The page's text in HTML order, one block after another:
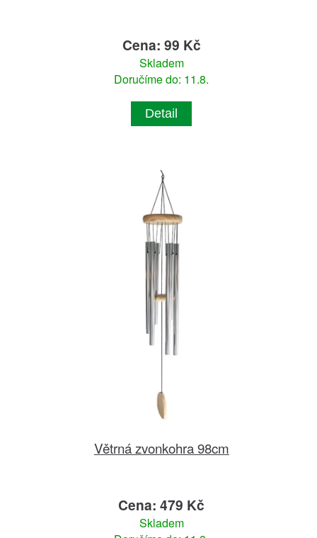
Cena: 99 Kč
Skladem
Doručíme do: 11.8.
Detail
Větrná zvonkohra 98cm
Cena: 479 Kč
Skladem